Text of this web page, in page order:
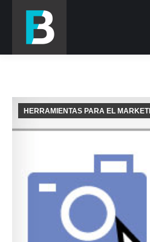
HERRAMIENTAS PARA EL